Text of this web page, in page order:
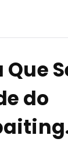
Que
do